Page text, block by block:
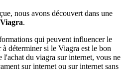
nous avons découvert dans une
Viagra.
qui peuvent influencer le
déterminer si le Viagra est le bon
l'achat du viagra sur internet, vous ne
sur internet ou sur internet sans